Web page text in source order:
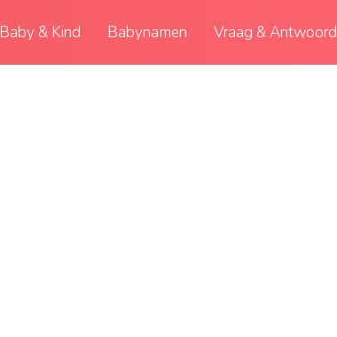
Baby & Kind Babynamen Vraag & Antwoord